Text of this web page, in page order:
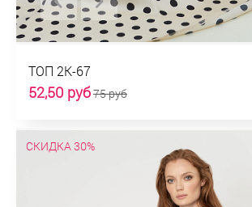
ТОП 2К-67
52,50 руб75 руб
СКИДКА 30%